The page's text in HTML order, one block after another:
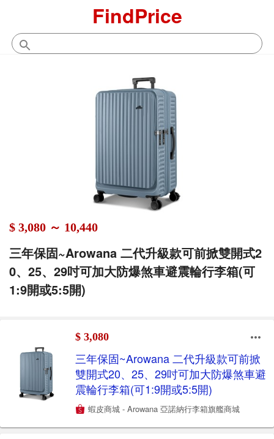
FindPrice
$ 3,080 ～ 10,440
三年保固~Arowana 二代升級款可前掀雙開式2
0、25、29吋可加大防爆煞車避震輪行李箱(可
1:9開或5:5開)
$ 3,080
三年保固~Arowana 二代升級款可前掀
雙開式20、25、29吋可加大防爆煞車避
震輪行李箱(可1:9開或5:5開)
蝦皮商城 - Arowana 亞諾納行李箱旗艦商城